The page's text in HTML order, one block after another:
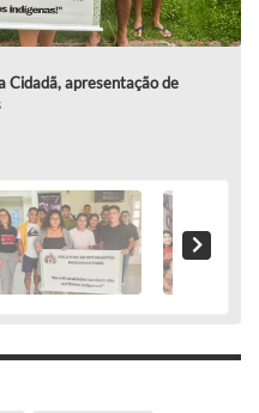
Cidadã, apresentação de